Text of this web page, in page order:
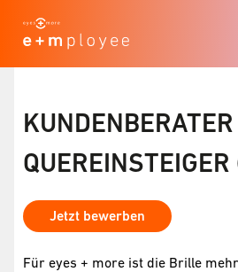
Jetzt bewerben
Für eyes + more ist die Brille